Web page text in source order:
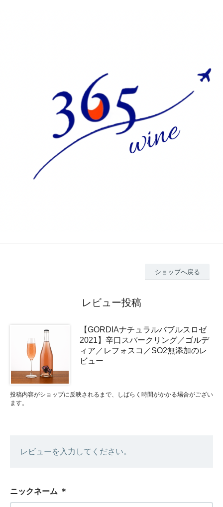
ショップへ戻る
レビュー投稿
【GORDIAナチュラルバブルスロゼ
2021】辛口スパークリング／ゴルデ
ィア／レフォスコ／SO2無添加のレ
ビュー
投稿内容がショップに反映されるまで、しばらく時間がかかる場合がござい
ます。
レビューを入力してください。
ニックネーム ＊